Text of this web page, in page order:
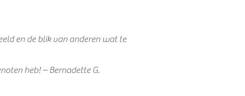
en de blik van anderen wat te
heb! – Bernadette G.